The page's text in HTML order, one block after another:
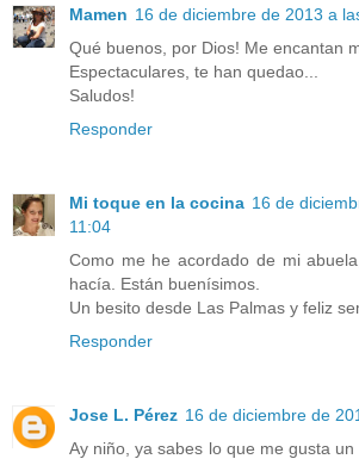
Mamen 16 de diciembre de 2013 a
Qué buenos, por Dios! Me encantan
Espectaculares, te han quedao...
Saludos!
Responder
Mi toque en la cocina 16 de
11:04
Como me he acordado de mi
hacía. Están buenísimos.
Un besito desde Las Palmas y feliz
Responder
Jose L. Pérez 16 de diciembre de
Ay niño, ya sabes lo que me gusta